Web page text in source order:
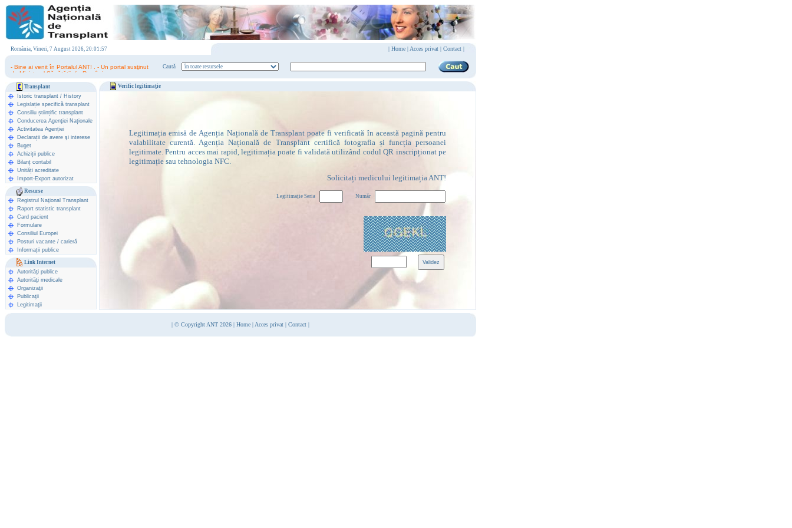
România, Vineri, 7 August 2026, 20:01:57 | Home | Acces privat | Contact |
- Bine ai venit în Portalul ANT! . - Un portal susţinut
de Ministerul Sănătăţii din România.
Caută
Transplant
Istoric transplant / History
Legislație specifică transplant
Consiliu științific transplant
Conducerea Agenţiei Naționale
Activitatea Agenției
Declarații de avere şi interese
Buget
Achiziții publice
Bilanț contabil
Unități acreditate
Import-Export autorizat
Resurse
Registrul Naţional Transplant
Raport statistic transplant
Card pacient
Formulare
Consiliul Europei
Posturi vacante / carieră
Informații publice
Link Internet
Autorităţi publice
Autorităţi medicale
Organizaţii
Publicaţii
Legitimaţii
Verific legitimaţie
Legitimația emisă de Agenția Națională de Transplant poate fi verificată în această pagină pentru
valabilitate curentă. Agenția Națională de Transplant certifică fotografia și funcția persoanei
legitimate. Pentru acces mai rapid, legitimația poate fi validată utilizând codul QR inscripționat pe
legitimație sau tehnologia NFC.
Solicitați medicului legitimația ANT!
Legitimaţie Seria Număr
| © Copyright ANT 2026 | Home | Acces privat | Contact |